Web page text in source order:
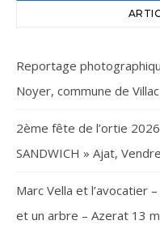
Reportage
Noyer, commune de Villac
2ème fête de l’ortie
SANDWICH » Ajat,
Marc Vella et l’avocatier
et un arbre – Azerat 13